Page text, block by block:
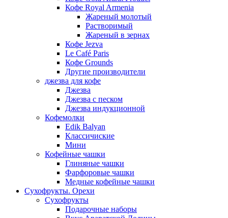
Кофе Royal Armenia
Жареный молотый
Растворимый
Жареный в зернах
Кофе Jezva
Le Café Paris
Кофе Grounds
Другие производители
джезва для кофе
Джезва
Джезва с песком
Джезва индукционной
Кофемолки
Edik Balyan
Классичиские
Мини
Кофейные чашки
Глиняные чашки
Фарфоровые чашки
Медные кофейные чашки
Сухофрукты. Орехи
Сухофрукты
Подарочные наборы